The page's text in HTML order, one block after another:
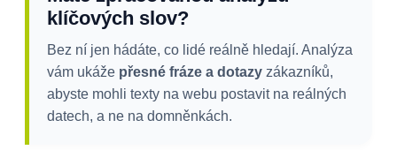
klíčových slov?
Bez ní jen hádáte, co lidé reálně hledají. Analýza
vám ukáže přesné fráze a dotazy zákazníků,
abyste mohli texty na webu postavit na reálných
datech, a ne na domněnkách.